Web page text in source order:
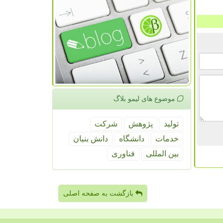
موضوع های لیمو بلاگ
تولید پژوهش
شركت
خدمات
دانشگاه
دانش بنیان
بین المللی
فناوری
بازگشت به صفحه اصلی